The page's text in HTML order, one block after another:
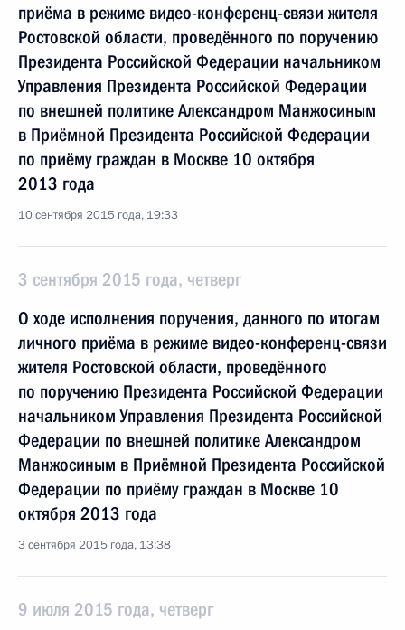
приёма в режиме видео-конференц-связи жителя
Ростовской области, проведённого по поручению
Президента Российской Федерации начальником
Управления Президента Российской Федерации
по внешней политике Александром Манжосиным
в Приёмной Президента Российской Федерации
по приёму граждан в Москве 10 октября
2013 года
10 сентября 2015 года, 19:33
3 сентября 2015 года, четверг
О ходе исполнения поручения, данного по итогам
личного приёма в режиме видео-конференц-связи
жителя Ростовской области, проведённого
по поручению Президента Российской Федерации
начальником Управления Президента Российской
Федерации по внешней политике Александром
Манжосиным в Приёмной Президента Российской
Федерации по приёму граждан в Москве 10
октября 2013 года
3 сентября 2015 года, 13:38
9 июля 2015 года, четверг